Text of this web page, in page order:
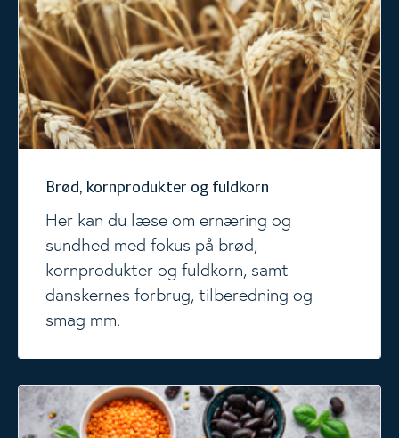
Brød, kornprodukter og fuldkorn
Her kan du læse om ernæring og
sundhed med fokus på brød,
kornprodukter og fuldkorn, samt
danskernes forbrug, tilberedning og
smag mm.
Bælgfrugter